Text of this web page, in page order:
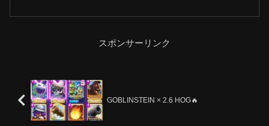
スポンサーリンク
GOBLINSTEIN × 2.6 HOG🔥